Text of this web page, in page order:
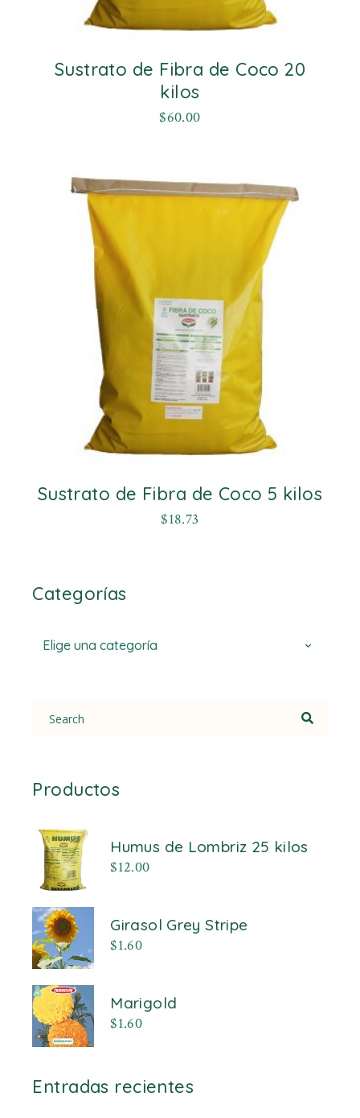
Sustrato de Fibra de Coco 20
kilos
$60.00
Sustrato de Fibra de Coco 5 kilos
$18.73
Categorías
Elige una categoría
for:
Productos
Humus de Lombriz 25 kilos
$12.00
Girasol Grey Stripe
$1.60
Marigold
$1.60
Entradas recientes